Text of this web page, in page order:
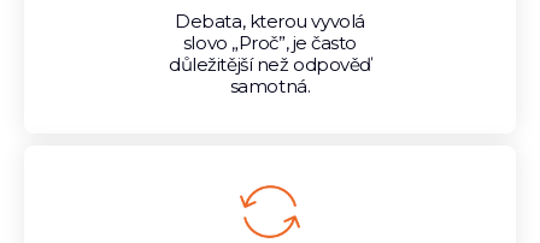
Debata, kterou vyvolá
slovo „Proč”, je často
důležitější než odpověď
samotná.